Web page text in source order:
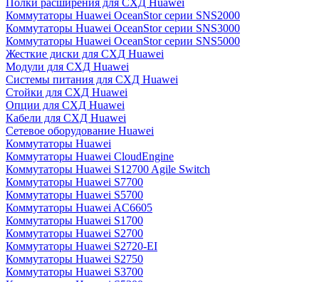
Полки расширения для СХД Huawei
Коммутаторы Huawei OceanStor серии SNS2000
Коммутаторы Huawei OceanStor серии SNS3000
Коммутаторы Huawei OceanStor серии SNS5000
Жесткие диски для СХД Huawei
Модули для СХД Huawei
Системы питания для СХД Huawei
Стойки для СХД Huawei
Опции для СХД Huawei
Кабели для СХД Huawei
Сетевое оборудование Huawei
Коммутаторы Huawei
Коммутаторы Huawei CloudEngine
Коммутаторы Huawei S12700 Agile Switch
Коммутаторы Huawei S7700
Коммутаторы Huawei S5700
Коммутаторы Huawei AC6605
Коммутаторы Huawei S1700
Коммутаторы Huawei S2700
Коммутаторы Huawei S2720-EI
Коммутаторы Huawei S2750
Коммутаторы Huawei S3700